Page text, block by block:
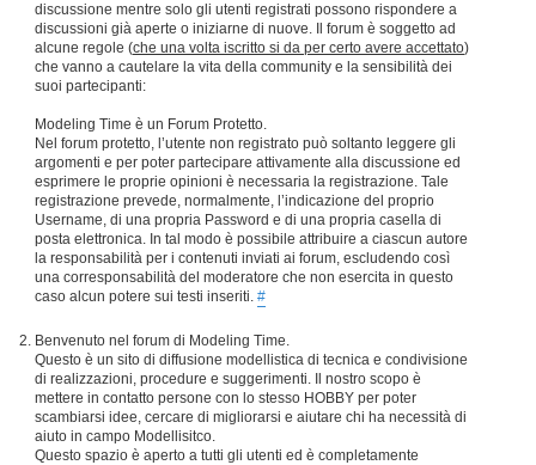
discussione mentre solo gli utenti registrati possono rispondere a
discussioni già aperte o iniziarne di nuove. Il forum è soggetto ad
alcune regole (che una volta iscritto si da per certo avere accettato)
che vanno a cautelare la vita della community e la sensibilità dei
suoi partecipanti:
Modeling Time è un Forum Protetto.
Nel forum protetto, l’utente non registrato può soltanto leggere gli
argomenti e per poter partecipare attivamente alla discussione ed
esprimere le proprie opinioni è necessaria la registrazione. Tale
registrazione prevede, normalmente, l’indicazione del proprio
Username, di una propria Password e di una propria casella di
posta elettronica. In tal modo è possibile attribuire a ciascun autore
la responsabilità per i contenuti inviati ai forum, escludendo così
una corresponsabilità del moderatore che non esercita in questo
caso alcun potere sui testi inseriti. #
Benvenuto nel forum di Modeling Time.
Questo è un sito di diffusione modellistica di tecnica e condivisione
di realizzazioni, procedure e suggerimenti. Il nostro scopo è
mettere in contatto persone con lo stesso HOBBY per poter
scambiarsi idee, cercare di migliorarsi e aiutare chi ha necessità di
aiuto in campo Modellisitco.
Questo spazio è aperto a tutti gli utenti ed è completamente